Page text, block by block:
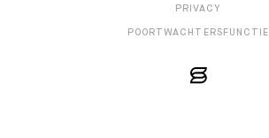
PRIVACY
POORTWACHTERSFUNCTIE